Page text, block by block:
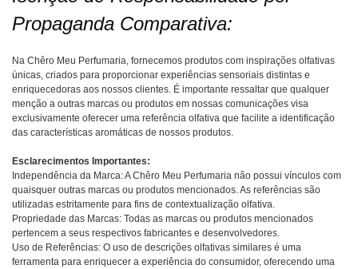
Propaganda Comparativa:
Na Chêro Meu Perfumaria, fornecemos produtos com inspirações olfativas
únicas, criados para proporcionar experiências sensoriais distintas e
enriquecedoras aos nossos clientes. É importante ressaltar que qualquer
menção a outras marcas ou produtos em nossas comunicações visa
exclusivamente oferecer uma referência olfativa que facilite a identificação
das características aromáticas de nossos produtos.
Esclarecimentos Importantes:
Independência da Marca: A Chêro Meu Perfumaria não possui vínculos com
quaisquer outras marcas ou produtos mencionados. As referências são
utilizadas estritamente para fins de contextualização olfativa.
Propriedade das Marcas: Todas as marcas ou produtos mencionados
pertencem a seus respectivos fabricantes e desenvolvedores.
Uso de Referências: O uso de descrições olfativas similares é uma
ferramenta para enriquecer a experiência do consumidor, oferecendo uma